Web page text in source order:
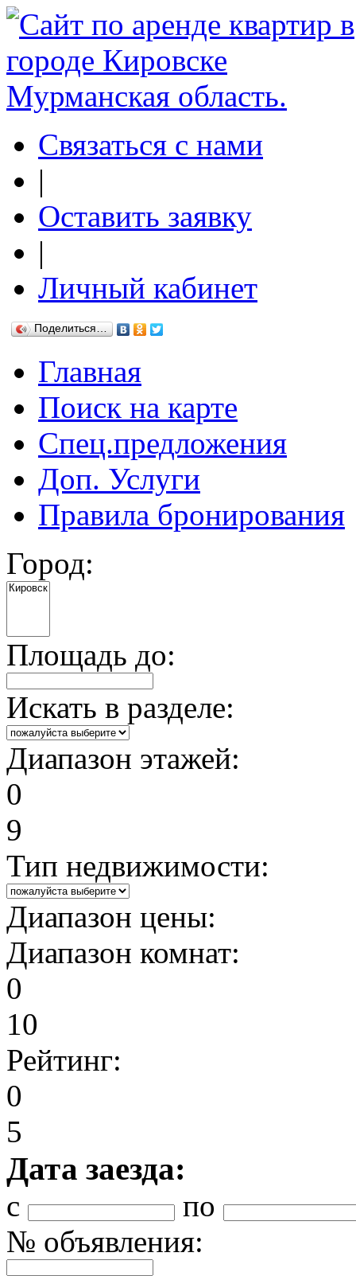
Связаться с нами
|
Оставить заявку
|
Личный кабинет
Поделиться…
Главная
Поиск на карте
Спец.предложения
Доп. Услуги
Правила бронирования
Город:
Площадь до:
Искать в разделе:
Диапазон этажей:
0
9
Тип недвижимости:
Диапазон цены:
Диапазон комнат:
0
10
Рейтинг:
0
5
Дата заезда:
с
по
№ объявления: